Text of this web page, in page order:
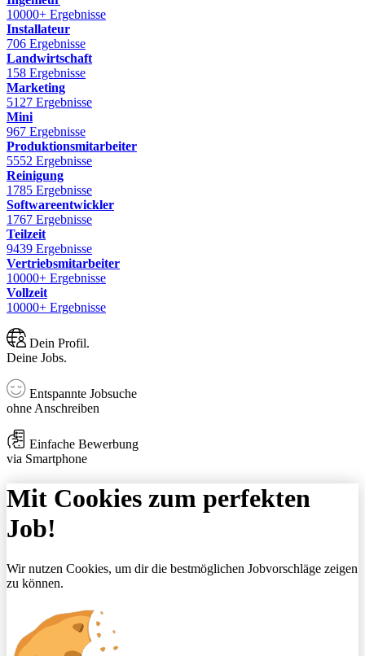
10000+ Ergebnisse
Installateur
706 Ergebnisse
Landwirtschaft
158 Ergebnisse
Marketing
5127 Ergebnisse
Mini
967 Ergebnisse
Produktionsmitarbeiter
5552 Ergebnisse
Reinigung
1785 Ergebnisse
Softwareentwickler
1767 Ergebnisse
Teilzeit
9439 Ergebnisse
Vertriebsmitarbeiter
10000+ Ergebnisse
Vollzeit
10000+ Ergebnisse
Dein Profil.
Deine Jobs.
Entspannte Jobsuche
ohne Anschreiben
Einfache Bewerbung
via Smartphone
Mit Cookies zum perfekten
Job!
Wir nutzen Cookies, um dir die bestmöglichen Jobvorschläge zeigen
zu können.